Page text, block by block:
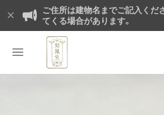
ご住所は建物名までご記入くだ
てくる場合があります。